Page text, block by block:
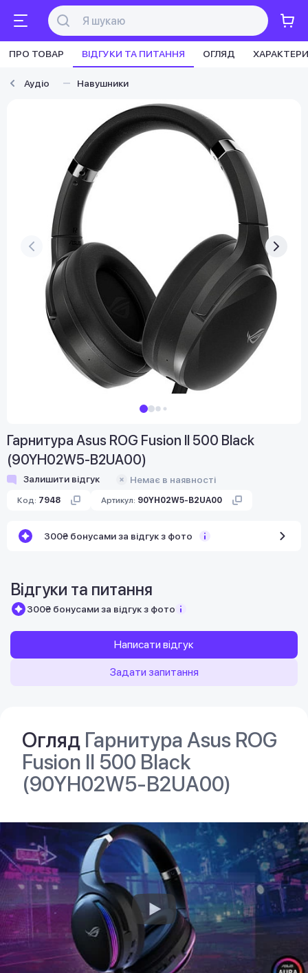
ПРО ТОВАР ВІДГУКИ ТА ПИТАННЯ ОГЛЯД
Аудіо Навушники
Гарнитура Asus ROG Fusion II 500 Black
(90YH02W5-B2UA00)
Залишити відгук Немає в наявності
Код: 7948 Артикул: 90YH02W5-B2UA00
300₴ бонусами за відгук з фото
Відгуки та питання
300₴ бонусами за відгук з фото
Написати відгук
Задати запитання
Огляд Гарнитура Asus ROG
Fusion II 500 Black
(90YH02W5-B2UA00)